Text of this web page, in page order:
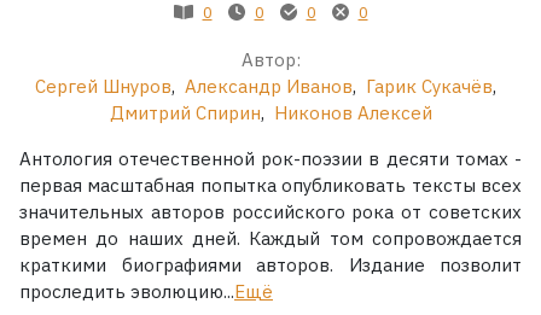
0 0 0 0
Автор:
Сергей Шнуров, Александр Иванов, Гарик Сукачёв,
Дмитрий Спирин, Никонов Алексей
Антология отечественной рок-поэзии в десяти томах -
первая масштабная попытка опубликовать тексты всех
значительных авторов российского рока от советских
времен до наших дней. Каждый том сопровождается
краткими биографиями авторов. Издание позволит
проследить эволюцию...Ещё